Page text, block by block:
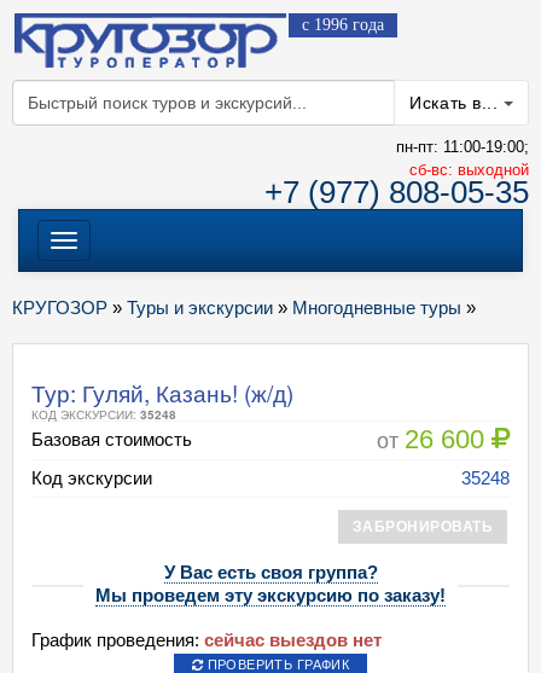
с 1996 года
Искать в...
пн-пт: 11:00-19:00;
cб-вс: выходной
+7 (977) 808-05-35
Меню
КРУГОЗОР » Туры и экскурсии » Многодневные туры »
Тур: Гуляй, Казань! (ж/д)
КОД ЭКСКУРСИИ: 35248
Базовая стоимость от 26 600
Код экскурсии 35248
ЗАБРОНИРОВАТЬ
У Вас есть своя группа?
Мы проведем эту экскурсию по заказу!
График проведения: сейчас выездов нет
ПРОВЕРИТЬ ГРАФИК